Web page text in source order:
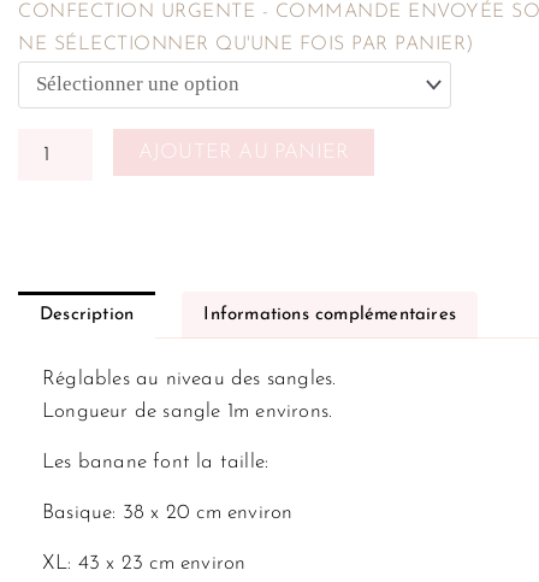
CONFECTION URGENTE - COMMANDE ENVOYÉE
NE SÉLECTIONNER QU'UNE FOIS PAR PANIER)
AJOUTER AU PANIER
Description Informations complémentaires
Réglables au niveau des sangles.
Longueur de sangle 1m environs.
Les banane font la taille:
Basique: 38 x 20 cm environ
XL: 43 x 23 cm environ